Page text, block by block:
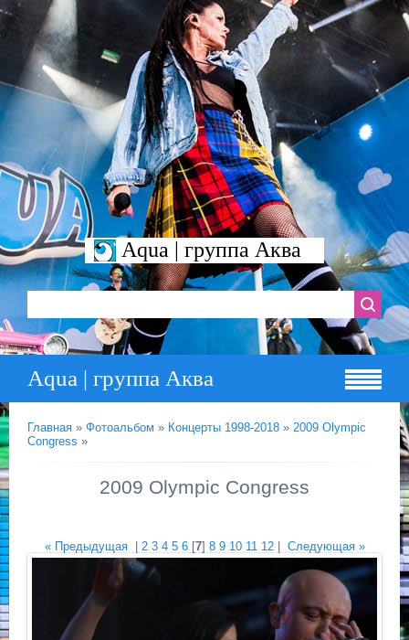
Aqua | группа Аква
Aqua | группа Аква
Главная » Фотоальбом » Концерты 1998-2018 » 2009 Olympic
Congress »
2009 Olympic Congress
« Предыдущая| 2 3 4 5 6[7] 8 9 10 11 12| Следующая »